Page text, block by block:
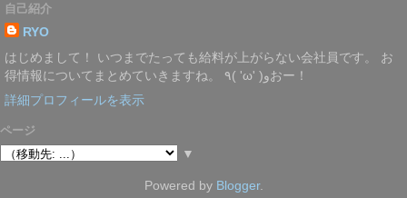
自己紹介
RYO
はじめまして！ いつまでたっても給料が上がらない会社員です。 お
得情報についてまとめていきますね。 ٩( 'ω' )وおー！
詳細プロフィールを表示
ページ
▼
Powered by Blogger.